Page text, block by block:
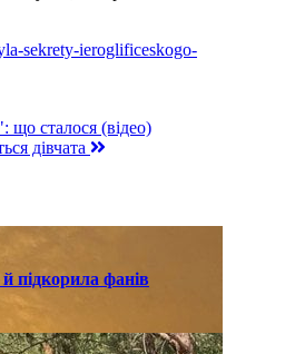
sekrety-ieroglificeskogo-
що сталося (відео)
дівчата
підкорила фанів